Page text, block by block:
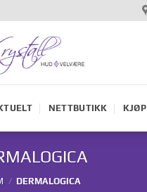
NETTBUTIKK
/ DERMALOGICA